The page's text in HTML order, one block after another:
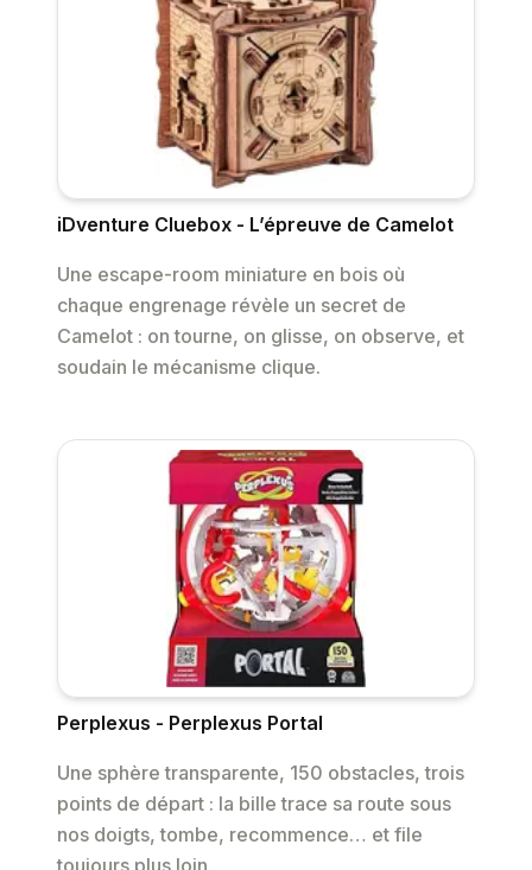
iDventure Cluebox - L’épreuve de Camelot
Une escape-room miniature en bois où
chaque engrenage révèle un secret de
Camelot : on tourne, on glisse, on observe, et
soudain le mécanisme clique.
Perplexus - Perplexus Portal
Une sphère transparente, 150 obstacles, trois
points de départ : la bille trace sa route sous
nos doigts, tombe, recommence… et file